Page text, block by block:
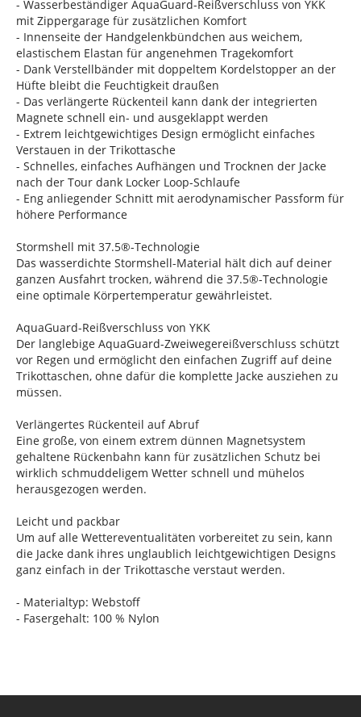
- Wasserbeständiger AquaGuard-Reißverschluss von YKK
mit Zippergarage für zusätzlichen Komfort
- Innenseite der Handgelenkbündchen aus weichem,
elastischem Elastan für angenehmen Tragekomfort
- Dank Verstellbänder mit doppeltem Kordelstopper an der
Hüfte bleibt die Feuchtigkeit draußen
- Das verlängerte Rückenteil kann dank der integrierten
Magnete schnell ein- und ausgeklappt werden
- Extrem leichtgewichtiges Design ermöglicht einfaches
Verstauen in der Trikottasche
- Schnelles, einfaches Aufhängen und Trocknen der Jacke
nach der Tour dank Locker Loop-Schlaufe
- Eng anliegender Schnitt mit aerodynamischer Passform für
höhere Performance
Stormshell mit 37.5®-Technologie
Das wasserdichte Stormshell-Material hält dich auf deiner
ganzen Ausfahrt trocken, während die 37.5®-Technologie
eine optimale Körpertemperatur gewährleistet.
AquaGuard-Reißverschluss von YKK
Der langlebige AquaGuard-Zweiwegereißverschluss schützt
vor Regen und ermöglicht den einfachen Zugriff auf deine
Trikottaschen, ohne dafür die komplette Jacke ausziehen zu
müssen.
Verlängertes Rückenteil auf Abruf
Eine große, von einem extrem dünnen Magnetsystem
gehaltene Rückenbahn kann für zusätzlichen Schutz bei
wirklich schmuddeligem Wetter schnell und mühelos
herausgezogen werden.
Leicht und packbar
Um auf alle Wettereventualitäten vorbereitet zu sein, kann
die Jacke dank ihres unglaublich leichtgewichtigen Designs
ganz einfach in der Trikottasche verstaut werden.
- Materialtyp: Webstoff
- Fasergehalt: 100 % Nylon